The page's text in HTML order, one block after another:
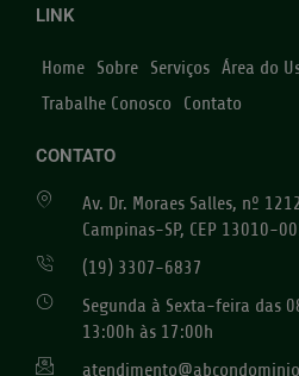
LINK
Home Sobre Serviços Área do
Trabalhe Conosco
Contato
CONTATO
Av. Dr. Moraes Salles, nº
Campinas-SP, CEP 13010-
(19) 3307-6837
Segunda à Sexta-feira das
13:00h às 17:00h